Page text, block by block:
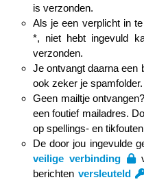
is verzonden.
Als je een verplicht in
*, niet hebt ingevuld
verzonden.
Je ontvangt daarna een
ook zeker je spamfolder.
Geen mailtje
een foutief mailadres.
op spellings- en
De door jou ingevulde
veilige verbinding
berichten versleuteld